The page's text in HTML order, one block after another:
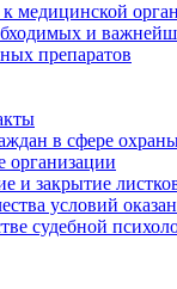
медицинской
и
препаратов
в сфере
организации
и закрытие
условий
судебной